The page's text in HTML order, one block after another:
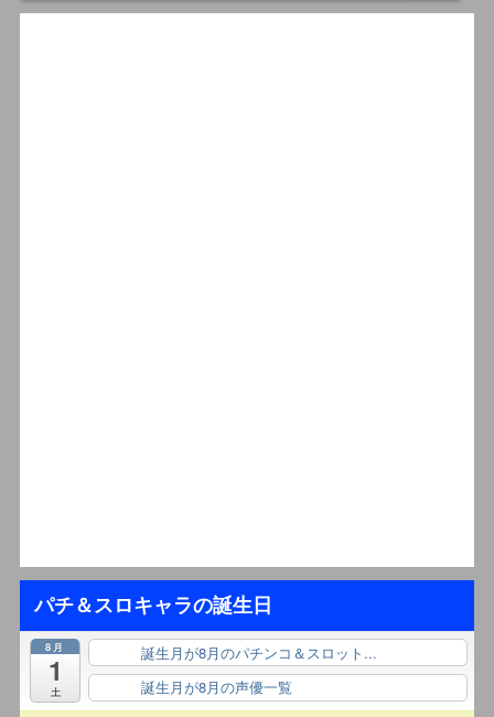
パチ＆スロキャラの誕生日
8月
1
土
誕生月が8月のパチンコ＆スロット...
誕生月が8月の声優一覧